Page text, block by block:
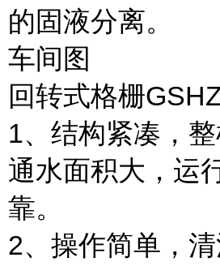
的固液分离。
车间图
回转式格栅
1、结构紧凑，整
通水面积大，运
靠。
2、操作简单，清